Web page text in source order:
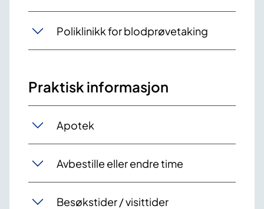
Poliklinikk for blodprøvetaking
Praktisk informasjon
Apotek
Avbestille eller endre time
Besøkstider / visittider